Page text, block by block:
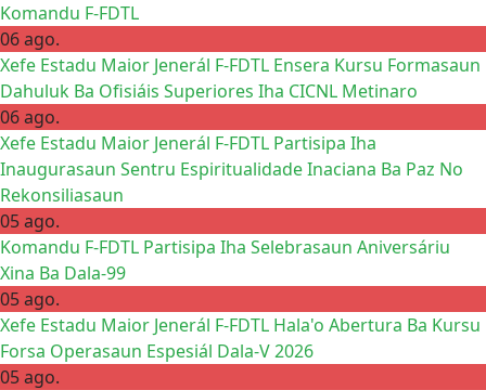
Komandu F-FDTL
06 ago.
Xefe Estadu Maior Jenerál F-FDTL Ensera Kursu Formasaun
Dahuluk Ba Ofisiáis Superiores Iha CICNL Metinaro
06 ago.
Xefe Estadu Maior Jenerál F-FDTL Partisipa Iha
Inaugurasaun Sentru Espiritualidade Inaciana Ba Paz No
Rekonsiliasaun
05 ago.
Komandu F-FDTL Partisipa Iha Selebrasaun Aniversáriu
Xina Ba Dala-99
05 ago.
Xefe Estadu Maior Jenerál F-FDTL Hala'o Abertura Ba Kursu
Forsa Operasaun Espesiál Dala-V 2026
05 ago.